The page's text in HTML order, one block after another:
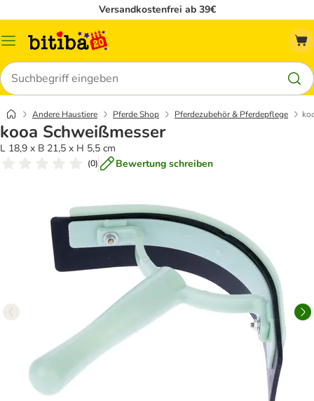
Versandkostenfrei ab 39€
Menü
Suchen
Andere Haustiere Pferde Shop Pferdezubehör & Pferdepflege
kooa Schweißmesser
L 18,9 x B 21,5 x H 5,5 cm
(0) Bewertung schreiben